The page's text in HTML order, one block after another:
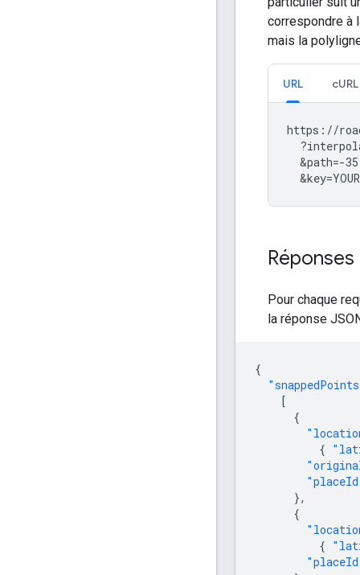
correspondre à
mais la
URL cURL
https://
&path=-
Réponses
Pour chaque
la réponse
{
[
{
{
},
{
{